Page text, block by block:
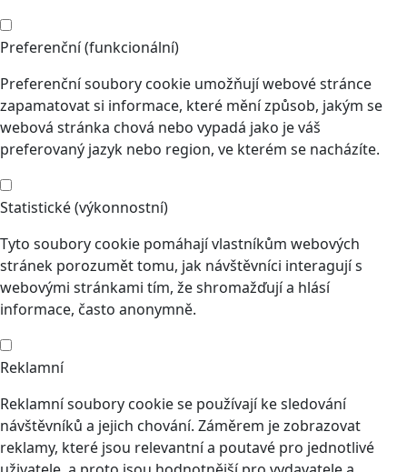
Preferenční (funkcionální)
Preferenční soubory cookie umožňují webové stránce
zapamatovat si informace, které mění způsob, jakým se
webová stránka chová nebo vypadá jako je váš
preferovaný jazyk nebo region, ve kterém se nacházíte.
Statistické (výkonnostní)
Tyto soubory cookie pomáhají vlastníkům webových
stránek porozumět tomu, jak návštěvníci interagují s
webovými stránkami tím, že shromažďují a hlásí
informace, často anonymně.
Reklamní
Reklamní soubory cookie se používají ke sledování
návštěvníků a jejich chování. Záměrem je zobrazovat
reklamy, které jsou relevantní a poutavé pro jednotlivé